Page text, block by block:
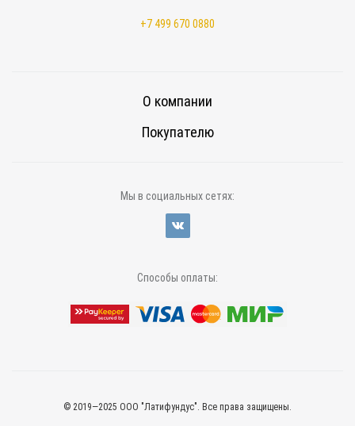
+7 499 670 0880
О компании
Покупателю
Мы в социальных сетях:
Способы оплаты:
© 2019—2025 ООО "Латифундус". Все права защищены.